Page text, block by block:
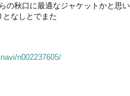
の秋口に最適なジャケットかと思い
となしとでまた
n002237605/